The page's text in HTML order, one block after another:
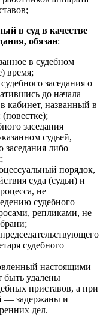
в суд в качестве
обязан:
в судебном
время;
заседания о
до начала
кабинет, названный в
заседания
судьей,
заседания либо
порядок,
суда (судьи) и
не
судебного
репликами, не
судебного
настоящими
быть удалены
приставов, а при
— задержаны и
дел.